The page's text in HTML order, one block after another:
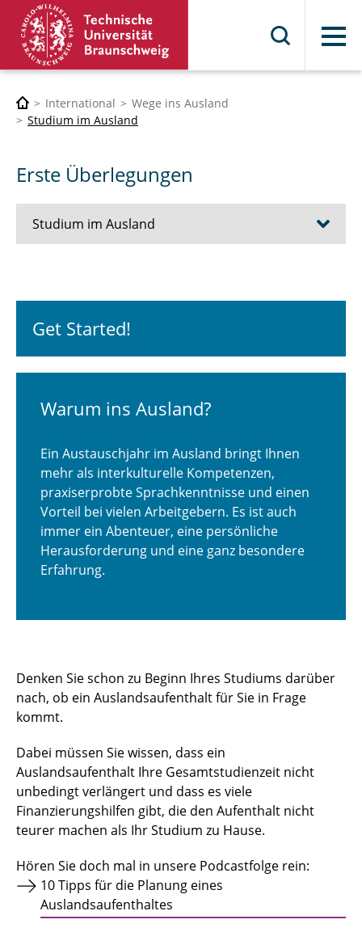
Menü
International
Wege ins Ausland
Studium im Ausland
Erste Überlegungen
Studium im Ausland
Austauschprogramme weltweit
Summer Schools im Ausland
Exchange Free Mover
Dual Degree-Programme
Infoveranstaltungen
Get Started!
Warum ins Ausland?
Ein Austauschjahr im Ausland bringt Ihnen
mehr als interkulturelle Kompetenzen,
praxiserprobte Sprachkenntnisse und einen
Vorteil bei vielen Arbeitgebern. Es ist auch
immer ein Abenteuer, eine persönliche
Herausforderung und eine ganz besondere
Erfahrung.
Denken Sie schon zu Beginn Ihres Studiums darüber
nach, ob ein Auslandsaufenthalt für Sie in Frage
kommt.
Dabei müssen Sie wissen, dass ein
Auslandsaufenthalt Ihre Gesamtstudienzeit nicht
unbedingt verlängert und dass es viele
Finanzierungshilfen gibt, die den Aufenthalt nicht
teurer machen als Ihr Studium zu Hause.
Hören Sie doch mal in unsere Podcastfolge rein:
10 Tipps für die Planung eines
Auslandsaufenthaltes